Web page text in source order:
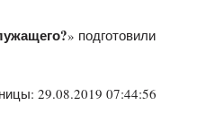
» подготовили
29.08.2019 07:44:56